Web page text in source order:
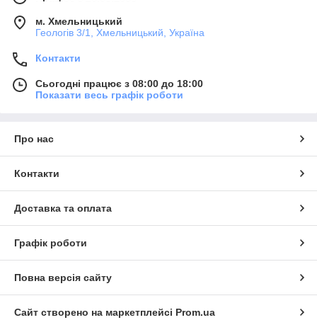
м. Хмельницький
Геологів 3/1, Хмельницький, Україна
Контакти
Сьогодні працює з 08:00 до 18:00
Показати весь графік роботи
Про нас
Контакти
Доставка та оплата
Графік роботи
Повна версія сайту
Сайт створено на маркетплейсі Prom.ua